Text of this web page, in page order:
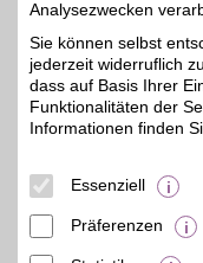
2%
Analysezwecken
Sie können selbst
jederzeit widerruflich
dass auf Basis Ihrer
Funktionalitäten der
Informationen finden
Essenziell
Präferenzen